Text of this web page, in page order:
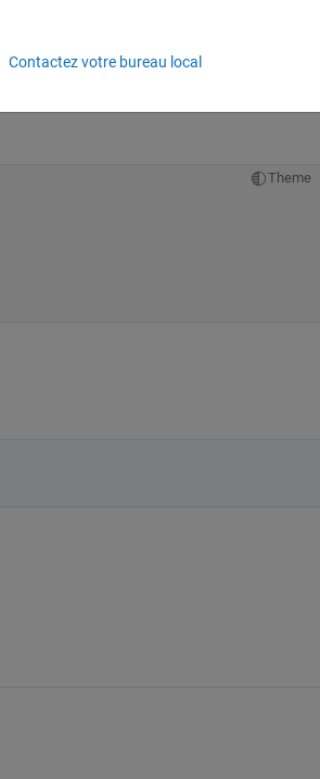
Theme
Contactez votre bureau local